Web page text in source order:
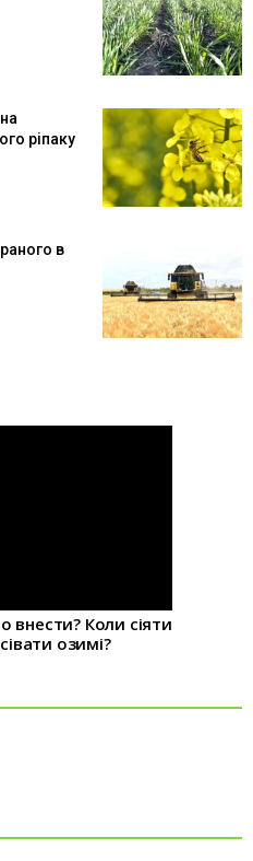
ріпаку
в
внести? Коли сіяти
озимі?